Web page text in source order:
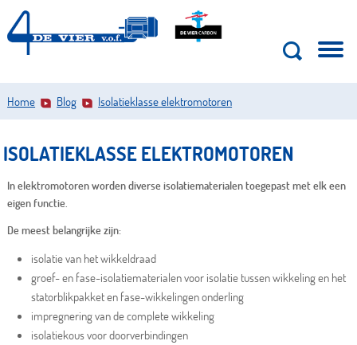
Home Blog Isolatieklasse elektromotoren
ISOLATIEKLASSE ELEKTROMOTOREN
In elektromotoren worden diverse isolatiematerialen toegepast met elk een
eigen functie.
De meest belangrijke zijn:
isolatie van het wikkeldraad
groef- en fase-isolatiematerialen voor isolatie tussen wikkeling en het
statorblikpakket en fase-wikkelingen onderling
impregnering van de complete wikkeling
isolatiekous voor doorverbindingen